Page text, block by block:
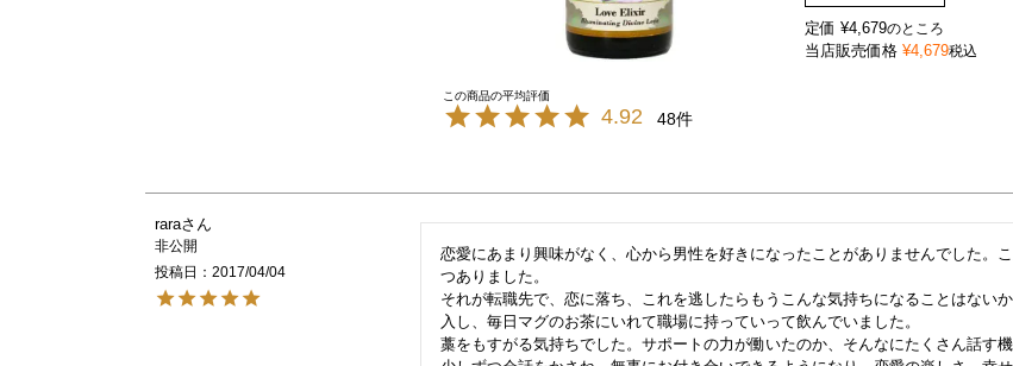
定価 ¥4,679のところ
当店販売価格 ¥4,679税込
4.92 48
rara
非公開
投稿日
2017/04/04
恋愛にあまり興味がなく、心から男性を好きになったことがありませんでした。
つありました。
それが転職先で、恋に落ち、これを逃したらもうこんな気持ちになることはない
入し、毎日マグのお茶にいれて職場に持っていって飲んでいました。
藁をもすがる気持ちでした。サポートの力が働いたのか、そんなにたくさん話す